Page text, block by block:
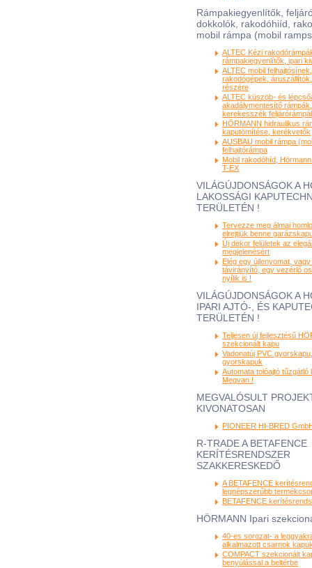
Rámpakiegyenlítők,
dokkolók, rakodóhiíd,
mobil rámpa (mobil
ALTEC Kézi
rámpakiegyenlítők, ipari
ALTEC mobil
rakodógépek,
részére
ALTEC küszöb- és
akadálymentesítő
kerekesszék
HÖRMANN hidraulikus
kaputömítése, kerékvetők
AUSBAU mobil rámpa
felhajtórámpa
Mobil rakodóhíd,
T-EX
VILÁGÚJDONSÁGOK A
LAKOSSÁGI
TERÜLETÉN !
Tervezze meg álmai
elrejtjük benne
Új dekor felületek az
megjelenésért
Elég egy újlenyomat,
távirányító, egy vezérlő
nyílik is !
VILÁGÚJDONSÁGOK A
IPARI AJTÓ-, ÉS
TERÜLETÉN !
Teljesen új fejlesztésű
szekcionált kapu
Vadonatúj PVC
gyorskapuk
Automata tolóajtó tűzgátló
Megvan !
MEGVALÓSULT
KIVONATOSAN
PIONEER HI-BRED
R-TRADE A BETAFENCE
KERÍTÉSRENDSZER
SZAKKERESKEDŐ
A BETAFENCE
legnépszerűbb
BETAFENCE
HÖRMANN Ipari
40-es sorozat- a
alkalmazott csarnok
COMPACT szekcionált
benyúlással a beltérbe